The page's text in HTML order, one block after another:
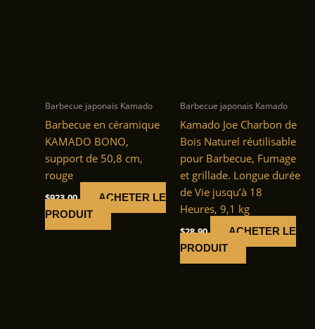
Barbecue japonais Kamado
Barbecue en céramique
KAMADO BONO,
support de 50,8 cm,
rouge
$923.00
ACHETER LE
PRODUIT
Barbecue japonais Kamado
Kamado Joe Charbon de
Bois Naturel réutilisable
pour Barbecue, Fumage
et grillade. Longue durée
de Vie jusqu’à 18
Heures, 9,1 kg
$28.90
ACHETER LE
PRODUIT